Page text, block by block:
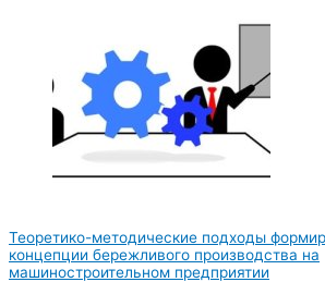
Теоретико-методические подходы
концепции бережливого производства на
машиностроительном предприятии